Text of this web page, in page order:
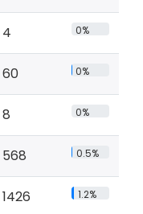
4 0%
60 0%
8 0%
568 0.5%
1426 1.2%